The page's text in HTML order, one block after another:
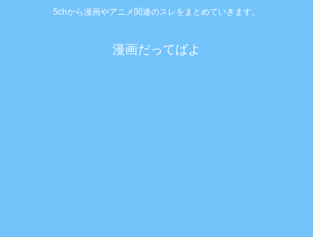
5chから漫画やアニメ関連のスレをまとめていきます。
漫画だってばよ